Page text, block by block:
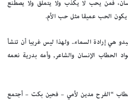
فمن يحب لا يكذب ولا يتملق ولا يصطنع
يكون الحب عميقا مثل حب الأم.
هي إرادة السماء.. ولهذا ليس غريبا أن تنشأ
الحطاب الإنسان والشاعر, وأمه بدرية نعمه
“الفرح مدين لأمي – فحين بكت – أجتمع